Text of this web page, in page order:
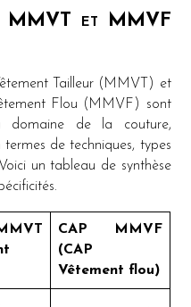
MMVT et MMVF
Tailleur (MMVT) et
Flou (MMVF) sont
domaine de la couture,
termes de techniques, types
un tableau de synthèse
CAP MMVF
(CAP
Vêtement flou)